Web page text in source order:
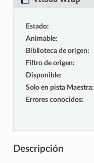
Estado:
Animable:
Biblioteca de origen:
Filtro de origen:
Disponible:
Solo en pista Maestra:
Errores conocidos:
Descripción